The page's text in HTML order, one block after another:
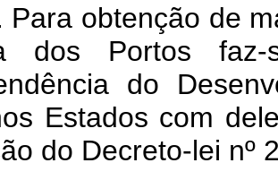
Para obtenção de
dos Portos
do
Estados com
do Decreto-lei nº